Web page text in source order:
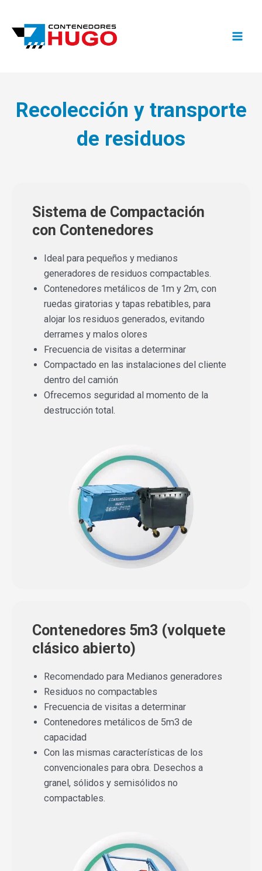
Recolección y transporte
de residuos
Sistema de Compactación
con Contenedores
Ideal para pequeños y medianos
generadores de residuos compactables.
Contenedores metálicos de 1m y 2m, con
ruedas giratorias y tapas rebatibles, para
alojar los residuos generados, evitando
derrames y malos olores
Frecuencia de visitas a determinar
Compactado en las instalaciones del cliente
dentro del camión
Ofrecemos seguridad al momento de la
destrucción total.
Contenedores 5m3 (volquete
clásico abierto)
Recomendado para Medianos generadores
Residuos no compactables
Frecuencia de visitas a determinar
Contenedores metálicos de 5m3 de
capacidad
Con las mismas características de los
convencionales para obra. Desechos a
granel, sólidos y semisólidos no
compactables.